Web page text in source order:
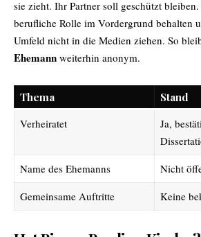
sie zieht. Ihr Partner soll geschützt
berufliche Rolle im Vordergrund behalten
Umfeld nicht in die Medien ziehen. So
Ehemann weiterhin anonym.
Thema
Stand
Verheiratet
Ja,
Name des Ehemanns
Nicht
Gemeinsame Auftritte
Keine